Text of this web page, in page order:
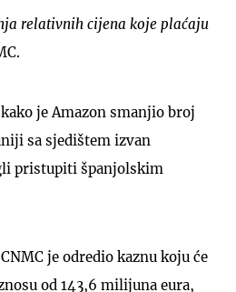
relativnih cijena koje plaćaju
je Amazon smanjio broj
sa sjedištem izvan
pristupiti španjolskim
je odredio kaznu koju će
od 143,6 milijuna eura,